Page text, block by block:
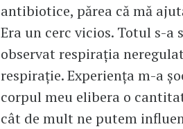
antibiotice, părea că mă
Era un cerc vicios. Totul s-
observat respirația
respirație. Experiența m-a
corpul meu elibera o
cât de mult ne putem